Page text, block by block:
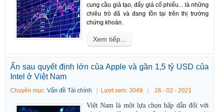
cung cầu giả tạo, đẩy giá cổ phiếu... là những
chiêu trò đã và đang tồn tại trên thị trường
chứng khoán.
Xem tiếp...
Ẩn sau quyết định lớn của Apple và gần 1,5 tỷ USD của
Intel ở Việt Nam
Chuyên mục: Vấn đề Tài chính Lượt xem: 3049 26 - 02 - 2021
Việt Nam là một lựa chọn hấp dẫn đối với